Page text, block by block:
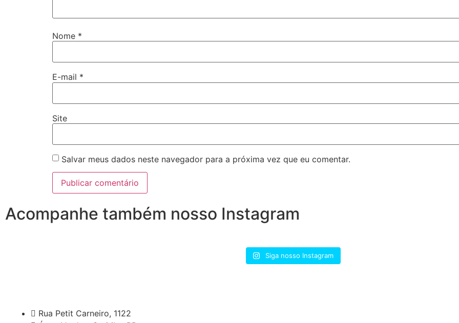
Nome *
E-mail *
Site
Salvar meus dados neste navegador para a próxima vez que eu comentar.
Acompanhe também nosso Instagram
Siga nosso Instagram
Rua Petit Carneiro, 1122